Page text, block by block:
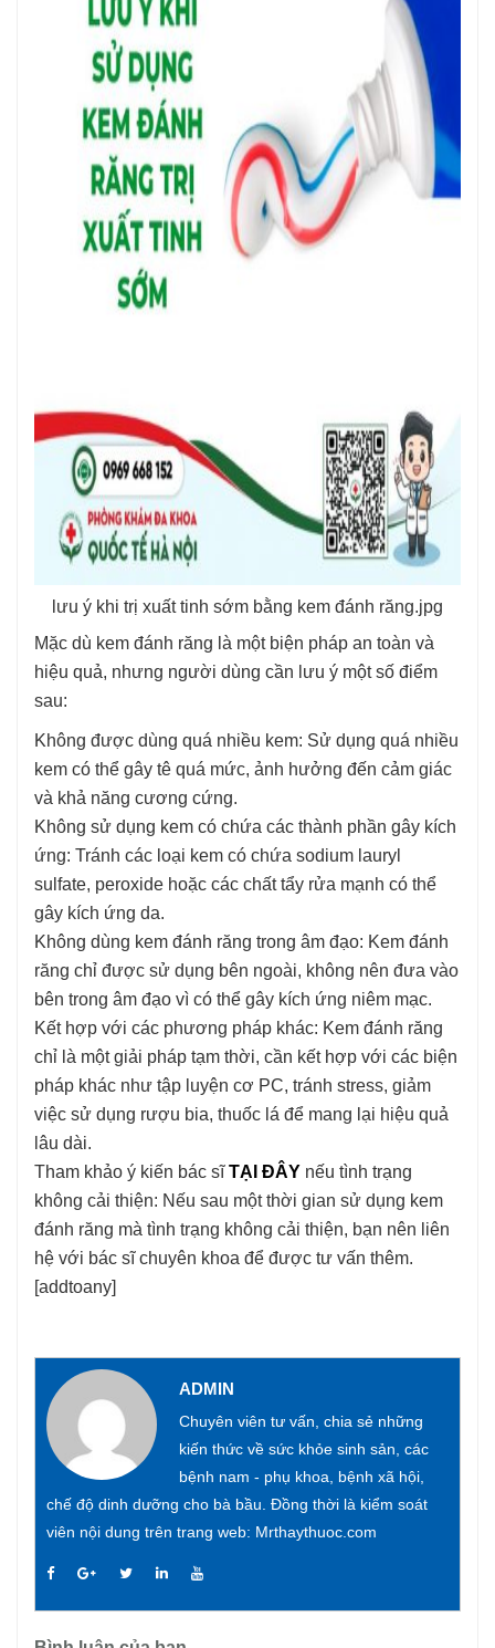
lưu ý khi trị xuất tinh sớm bằng kem đánh răng.jpg
Mặc dù kem đánh răng là một biện pháp an toàn và
hiệu quả, nhưng người dùng cần lưu ý một số điểm
sau:
Không được dùng quá nhiều kem: Sử dụng quá nhiều
kem có thể gây tê quá mức, ảnh hưởng đến cảm giác
và khả năng cương cứng.
Không sử dụng kem có chứa các thành phần gây kích
ứng: Tránh các loại kem có chứa sodium lauryl
sulfate, peroxide hoặc các chất tẩy rửa mạnh có thể
gây kích ứng da.
Không dùng kem đánh răng trong âm đạo: Kem đánh
răng chỉ được sử dụng bên ngoài, không nên đưa vào
bên trong âm đạo vì có thể gây kích ứng niêm mạc.
Kết hợp với các phương pháp khác: Kem đánh răng
chỉ là một giải pháp tạm thời, cần kết hợp với các biện
pháp khác như tập luyện cơ PC, tránh stress, giảm
việc sử dụng rượu bia, thuốc lá để mang lại hiệu quả
lâu dài.
Tham khảo ý kiến bác sĩTẠI ĐÂY nếu tình trạng
không cải thiện: Nếu sau một thời gian sử dụng kem
đánh răng mà tình trạng không cải thiện, bạn nên liên
hệ với bác sĩ chuyên khoa để được tư vấn thêm.
[addtoany]
ADMIN
Chuyên viên tư vấn, chia sẻ những
kiến thức về sức khỏe sinh sản, các
bệnh nam - phụ khoa, bệnh xã hội,
chế độ dinh dưỡng cho bà bầu. Đồng thời là kiểm soát
viên nội dung trên trang web: Mrthaythuoc.com